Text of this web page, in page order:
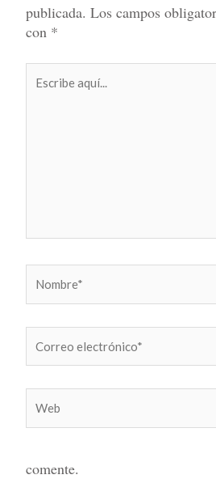
publicada. Los campos
con *
aquí...
electrónico*
comente.